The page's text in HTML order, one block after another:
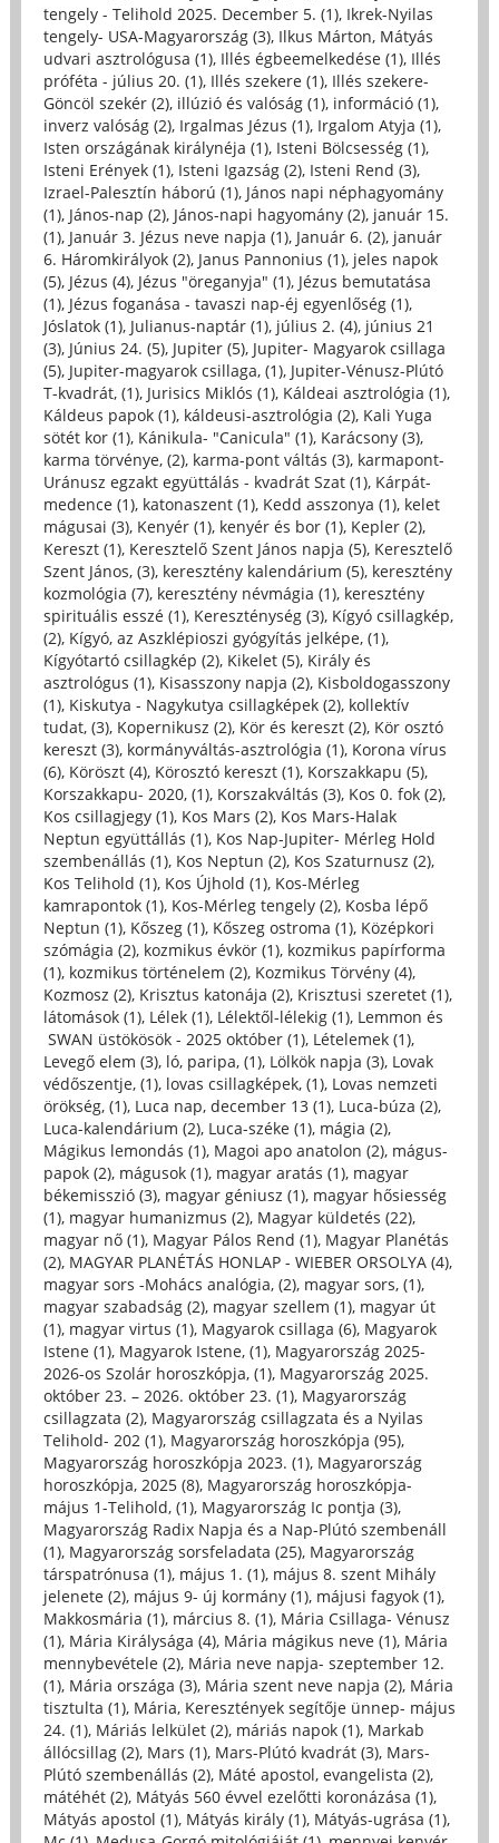
tengely - Telihold 2025. December 5. (1), Ikrek-Nyilas
tengely- USA-Magyarország (3), Ilkus Márton, Mátyás
udvari asztrológusa (1), Illés égbeemelkedése (1), Illés
próféta - július 20. (1), Illés szekere (1), Illés szekere-
Göncöl szekér (2), illúzió és valóság (1), információ (1),
inverz valóság (2), Irgalmas Jézus (1), Irgalom Atyja (1),
Isten országának királynéja (1), Isteni Bölcsesség (1),
Isteni Erények (1), Isteni Igazság (2), Isteni Rend (3),
Izrael-Palesztín háború (1), János napi néphagyomány
(1), János-nap (2), János-napi hagyomány (2), január 15.
(1), Január 3. Jézus neve napja (1), Január 6. (2), január
6. Háromkirályok (2), Janus Pannonius (1), jeles napok
(5), Jézus (4), Jézus "öreganyja" (1), Jézus bemutatása
(1), Jézus foganása - tavaszi nap-éj egyenlőség (1),
Jóslatok (1), Julianus-naptár (1), július 2. (4), június 21
(3), Június 24. (5), Jupiter (5), Jupiter- Magyarok csillaga
(5), Jupiter-magyarok csillaga, (1), Jupiter-Vénusz-Plútó
T-kvadrát, (1), Jurisics Miklós (1), Káldeai asztrológia (1),
Káldeus papok (1), káldeusi-asztrológia (2), Kali Yuga
sötét kor (1), Kánikula- "Canicula" (1), Karácsony (3),
karma törvénye, (2), karma-pont váltás (3), karmapont-
Uránusz egzakt együttálás - kvadrát Szat (1), Kárpát-
medence (1), katonaszent (1), Kedd asszonya (1), kelet
mágusai (3), Kenyér (1), kenyér és bor (1), Kepler (2),
Kereszt (1), Keresztelő Szent János napja (5), Keresztelő
Szent János, (3), keresztény kalendárium (5), keresztény
kozmológia (7), keresztény névmágia (1), keresztény
spirituális esszé (1), Kereszténység (3), Kígyó csillagkép,
(2), Kígyó, az Aszklépioszi gyógyítás jelképe, (1),
Kígyótartó csillagkép (2), Kikelet (5), Király és
asztrológus (1), Kisasszony napja (2), Kisboldogasszony
(1), Kiskutya - Nagykutya csillagképek (2), kollektív
tudat, (3), Kopernikusz (2), Kör és kereszt (2), Kör osztó
kereszt (3), kormányváltás-asztrológia (1), Korona vírus
(6), Köröszt (4), Körosztó kereszt (1), Korszakkapu (5),
Korszakkapu- 2020, (1), Korszakváltás (3), Kos 0. fok (2),
Kos csillagjegy (1), Kos Mars (2), Kos Mars-Halak
Neptun együttállás (1), Kos Nap-Jupiter- Mérleg Hold
szembenállás (1), Kos Neptun (2), Kos Szaturnusz (2),
Kos Telihold (1), Kos Újhold (1), Kos-Mérleg
kamrapontok (1), Kos-Mérleg tengely (2), Kosba lépő
Neptun (1), Kőszeg (1), Kőszeg ostroma (1), Középkori
szómágia (2), kozmikus évkör (1), kozmikus papírforma
(1), kozmikus történelem (2), Kozmikus Törvény (4),
Kozmosz (2), Krisztus katonája (2), Krisztusi szeretet (1),
látomások (1), Lélek (1), Lélektől-lélekig (1), Lemmon és
SWAN üstökösök - 2025 október (1), Lételemek (1),
Levegő elem (3), ló, paripa, (1), Lölkök napja (3), Lovak
védőszentje, (1), lovas csillagképek, (1), Lovas nemzeti
örökség, (1), Luca nap, december 13 (1), Luca-búza (2),
Luca-kalendárium (2), Luca-széke (1), mágia (2),
Mágikus lemondás (1), Magoi apo anatolon (2), mágus-
papok (2), mágusok (1), magyar aratás (1), magyar
békemisszió (3), magyar géniusz (1), magyar hősiesség
(1), magyar humanizmus (2), Magyar küldetés (22),
magyar nő (1), Magyar Pálos Rend (1), Magyar Planétás
(2), MAGYAR PLANÉTÁS HONLAP - WIEBER ORSOLYA (4),
magyar sors -Mohács analógia, (2), magyar sors, (1),
magyar szabadság (2), magyar szellem (1), magyar út
(1), magyar virtus (1), Magyarok csillaga (6), Magyarok
Istene (1), Magyarok Istene, (1), Magyarország 2025-
2026-os Szolár horoszkópja, (1), Magyarország 2025.
október 23. – 2026. október 23. (1), Magyarország
csillagzata (2), Magyarország csillagzata és a Nyilas
Telihold- 202 (1), Magyarország horoszkópja (95),
Magyarország horoszkópja 2023. (1), Magyarország
horoszkópja, 2025 (8), Magyarország horoszkópja-
május 1-Telihold, (1), Magyarország Ic pontja (3),
Magyarország Radix Napja és a Nap-Plútó szembenáll
(1), Magyarország sorsfeladata (25), Magyarország
társpatrónusa (1), május 1. (1), május 8. szent Mihály
jelenete (2), május 9- új kormány (1), májusi fagyok (1),
Makkosmária (1), március 8. (1), Mária Csillaga- Vénusz
(1), Mária Királysága (4), Mária mágikus neve (1), Mária
mennybevétele (2), Mária neve napja- szeptember 12.
(1), Mária országa (3), Mária szent neve napja (2), Mária
tisztulta (1), Mária, Keresztények segítője ünnep- május
24. (1), Máriás lelkület (2), máriás napok (1), Markab
állócsillag (2), Mars (1), Mars-Plútó kvadrát (3), Mars-
Plútó szembenállás (2), Máté apostol, evangelista (2),
mátéhét (2), Mátyás 560 évvel ezelőtti koronázása (1),
Mátyás apostol (1), Mátyás király (1), Mátyás-ugrása (1),